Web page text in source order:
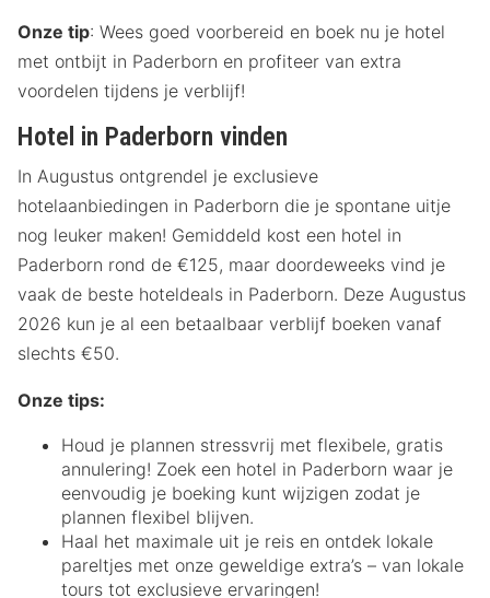
Onze tip: Wees goed voorbereid en boek nu je hotel
met ontbijt in Paderborn en profiteer van extra
voordelen tijdens je verblijf!
Hotel in Paderborn vinden
In Augustus ontgrendel je exclusieve
hotelaanbiedingen in Paderborn die je spontane uitje
nog leuker maken! Gemiddeld kost een hotel in
Paderborn rond de €125, maar doordeweeks vind je
vaak de beste hoteldeals in Paderborn. Deze Augustus
2026 kun je al een betaalbaar verblijf boeken vanaf
slechts €50.
Onze tips:
Houd je plannen stressvrij met flexibele, gratis
annulering! Zoek een hotel in Paderborn waar je
eenvoudig je boeking kunt wijzigen zodat je
plannen flexibel blijven.
Haal het maximale uit je reis en ontdek lokale
pareltjes met onze geweldige extra’s – van lokale
tours tot exclusieve ervaringen!